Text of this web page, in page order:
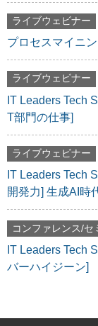
ライブウェビナー
プロセスマイニ
ライブウェビナー
IT Leaders Tech
T部門の仕事]
ライブウェビナー
IT Leaders Tech
開発力] 生成AI時
コンファレンス/セ
IT Leaders Tech
バーハイジーン]